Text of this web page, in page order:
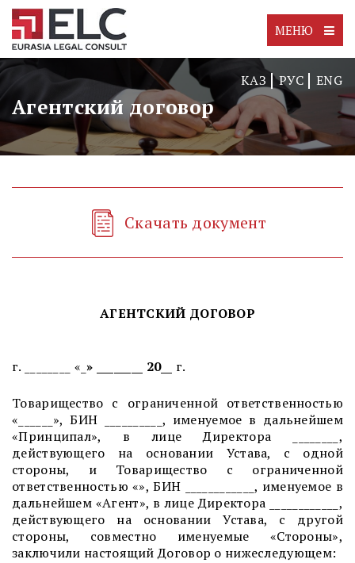
МЕНЮ
КАЗ РУС ENG
Агентский договор
Скачать документ
АГЕНТСКИЙ ДОГОВОР
г. ________ «_» ________ 20__ г.
Товарищество с ограниченной ответственностью
«______», БИН __________, именуемое в дальнейшем
«Принципал», в лице Директора ________,
действующего на основании Устава, с одной
стороны, и Товарищество с ограниченной
ответственностью «», БИН ____________, именуемое в
дальнейшем «Агент», в лице Директора ____________,
действующего на основании Устава, с другой
стороны, совместно именуемые «Стороны»,
заключили настоящий Договор о нижеследующем: